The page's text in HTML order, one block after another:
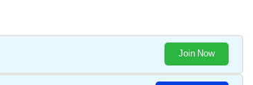
Join Now